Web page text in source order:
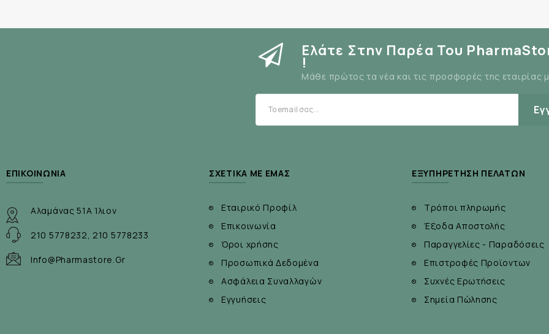
Ελάτε Στην Παρέα Του
!
Μάθε πρώτος τα νέα και τις προσφορές της εταιρίας
ΕΠΙΚΟΙΝΩΝΊΑ
Αλαμάνας 51Α Ίλιον
210 5778232, 210 5778233
Info@pharmastore.gr
ΣΧΕΤΙΚΆ ΜΕ ΕΜΆΣ
Εταιρικό Προφίλ
Επικοινωνία
Όροι χρήσης
Προσωπικά Δεδομένα
Ασφάλεια Συναλλαγών
Εγγυήσεις
ΕΞΥΠΗΡΈΤΗΣΗ ΠΕΛΑΤΏΝ
Τρόποι πληρωμής
Έξοδα Αποστολής
Παραγγελίες - Παραδόσεις
Επιστροφές Προϊοντων
Συχνές Ερωτήσεις
Σημεία Πώλησης